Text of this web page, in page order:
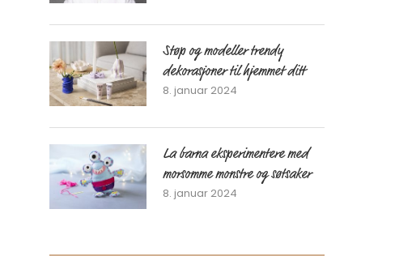
Støp og modeller trendy
dekorasjoner til hjemmet ditt
8. januar 2024
La barna eksperimentere med
morsomme monstre og søtsaker
8. januar 2024